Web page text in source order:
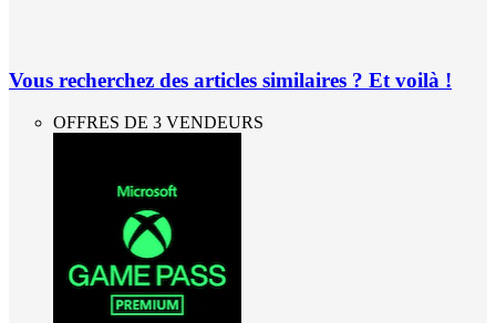
Vous recherchez des articles similaires ? Et voilà !
OFFRES DE 3 VENDEURS